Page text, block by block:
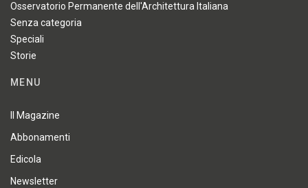
Osservatorio Permanente dell'Architettura Italiana
Senza categoria
Speciali
Storie
MENU
Il Magazine
Abbonamenti
Edicola
Newsletter